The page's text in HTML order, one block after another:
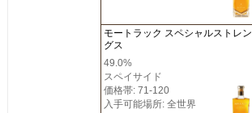
モートラック スペシャルストレン
グス
49.0%
スペイサイド
価格帯: 71-120
入手可能場所: 全世界